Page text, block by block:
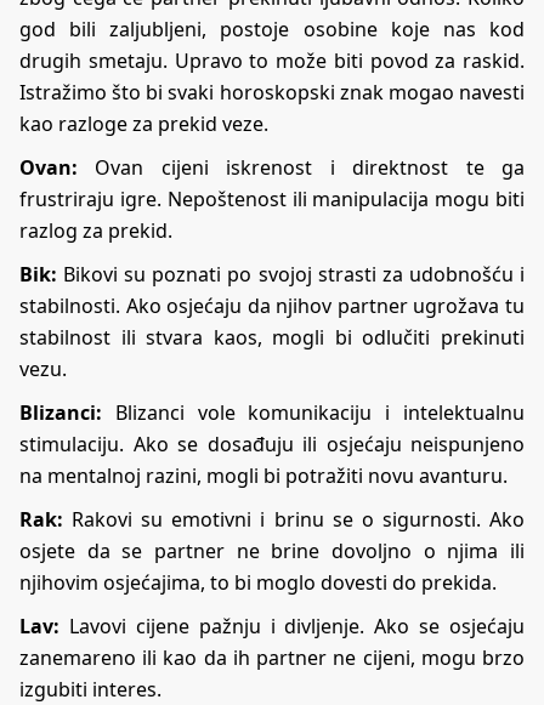
god bili zaljubljeni, postoje osobine koje nas kod
drugih smetaju. Upravo to može biti povod za raskid.
Istražimo što bi svaki horoskopski znak mogao navesti
kao razloge za prekid veze.
Ovan: Ovan cijeni iskrenost i direktnost te ga
frustriraju igre. Nepoštenost ili manipulacija mogu biti
razlog za prekid.
Bik: Bikovi su poznati po svojoj strasti za udobnošću i
stabilnosti. Ako osjećaju da njihov partner ugrožava tu
stabilnost ili stvara kaos, mogli bi odlučiti prekinuti
vezu.
Blizanci: Blizanci vole komunikaciju i intelektualnu
stimulaciju. Ako se dosađuju ili osjećaju neispunjeno
na mentalnoj razini, mogli bi potražiti novu avanturu.
Rak: Rakovi su emotivni i brinu se o sigurnosti. Ako
osjete da se partner ne brine dovoljno o njima ili
njihovim osjećajima, to bi moglo dovesti do prekida.
Lav: Lavovi cijene pažnju i divljenje. Ako se osjećaju
zanemareno ili kao da ih partner ne cijeni, mogu brzo
izgubiti interes.